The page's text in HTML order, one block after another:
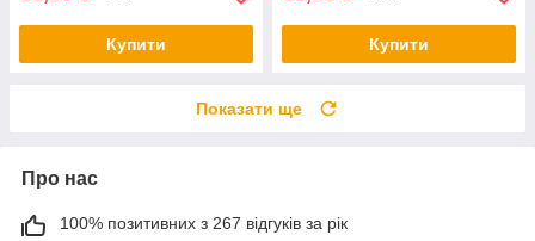
Купити Купити
Показати ще
Про нас
100% позитивних з 267 відгуків за рік